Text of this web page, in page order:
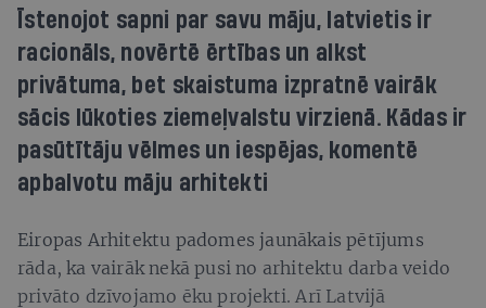
Īstenojot sapni par savu māju, latvietis ir
racionāls, novērtē ērtības un alkst
privātuma, bet skaistuma izpratnē vairāk
sācis lūkoties ziemeļvalstu virzienā. Kādas ir
pasūtītāju vēlmes un iespējas, komentē
apbalvotu māju arhitekti
Eiropas Arhitektu padomes jaunākais pētījums
rāda, ka vairāk nekā pusi no arhitektu darba veido
privāto dzīvojamo ēku projekti. Arī Latvijā